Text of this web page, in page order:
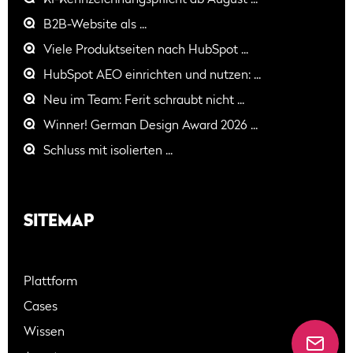
B2B-Website als ...
Viele Produktseiten nach HubSpot ...
HubSpot AEO einrichten und nutzen: ...
Neu im Team: Ferit schraubt nicht ...
Winner! German Design Award 2026 ...
Schluss mit isolierten ...
SITEMAP
Plattform
Cases
Wissen